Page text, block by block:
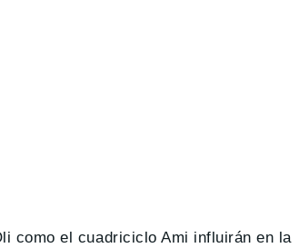
como el cuadriciclo Ami influirán en la